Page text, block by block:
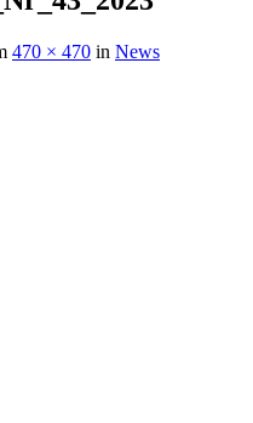
470 × 470 in News